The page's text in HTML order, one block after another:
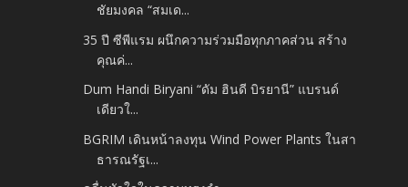
ชัยมงคล “สมเด...
35 ปี ซีพีแรม ผนึกความร่วมมือทุกภาคส่วน สร้าง
คุณค่...
Dum Handi Biryani “ดัม ฮินดี บิรยานี” แบรนด์
เดียวใ...
BGRIM เดินหน้าลงทุน Wind Power Plants ในสา
ธารณรัฐเ...